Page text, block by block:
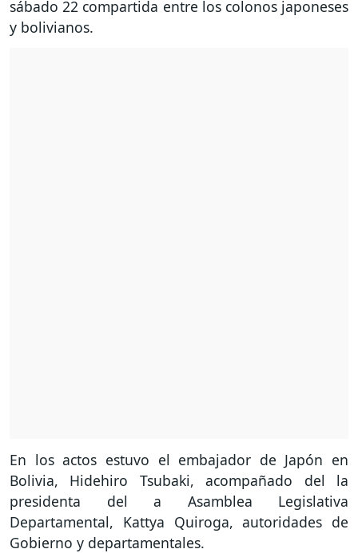
sábado 22 compartida entre los colonos japoneses
y bolivianos.
En los actos estuvo el embajador de Japón en
Bolivia, Hidehiro Tsubaki, acompañado del la
presidenta del a Asamblea Legislativa
Departamental, Kattya Quiroga, autoridades de
Gobierno y departamentales.